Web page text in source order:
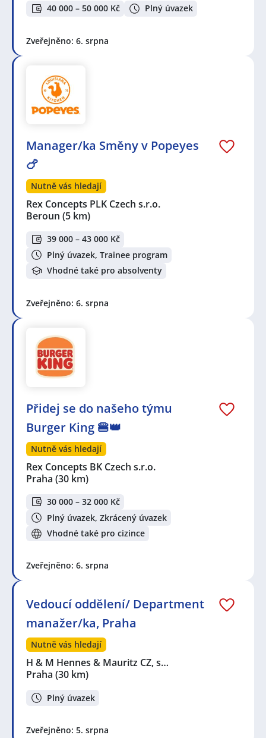
40 000 – 50 000 Kč Plný úvazek
Zveřejněno: 6. srpna
Manager/ka Směny v Popeyes
🍗
Nutně vás hledají
Rex Concepts PLK Czech s.r.o.
Beroun (5 km)
39 000 – 43 000 Kč
Plný úvazek, Trainee program
Vhodné také pro absolventy
Zveřejněno: 6. srpna
Přidej se do našeho týmu
Burger King 🍔👑
Nutně vás hledají
Rex Concepts BK Czech s.r.o.
Praha (30 km)
30 000 – 32 000 Kč
Plný úvazek, Zkrácený úvazek
Vhodné také pro cizince
Zveřejněno: 6. srpna
Vedoucí oddělení/ Department
manažer/ka, Praha
Nutně vás hledají
H & M Hennes & Mauritz CZ, s…
Praha (30 km)
Plný úvazek
Zveřejněno: 5. srpna